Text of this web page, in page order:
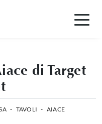
di Target
- TAVOLI - AIACE